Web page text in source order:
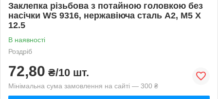
Заклепка різьбова з потайною головкою без
насічки WS 9316, нержавіюча сталь A2, М5 X
12.5
В наявності
Роздріб
72,80 ₴/10 шт.
Мінімальна сума замовлення на сайті — 300 ₴